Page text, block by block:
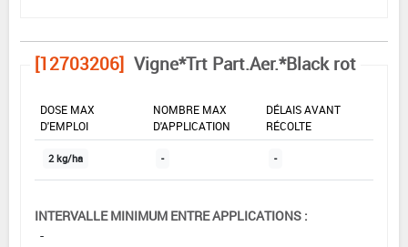
[12703206] Vigne*Trt Part.Aer.*Black rot
DOSE MAX
D'EMPLOI
NOMBRE MAX
D'APPLICATION
DÉLAIS AVANT
RÉCOLTE
2 kg/ha - -
INTERVALLE MINIMUM ENTRE APPLICATIONS :
-